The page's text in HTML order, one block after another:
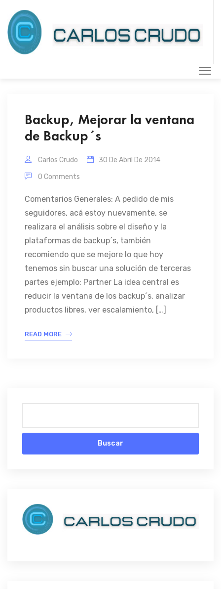
Backup, Mejorar la ventana
de Backup´s
Carlos Crudo
30 De Abril De 2014
0 Comments
Comentarios Generales: A pedido de mis
seguidores, acá estoy nuevamente, se
realizara el análisis sobre el diseño y la
plataformas de backup´s, también
recomiendo que se mejore lo que hoy
tenemos sin buscar una solución de terceras
partes ejemplo: Partner La idea central es
reducir la ventana de los backup´s, analizar
productos libres, ver escalamiento, […]
READ MORE
Buscar